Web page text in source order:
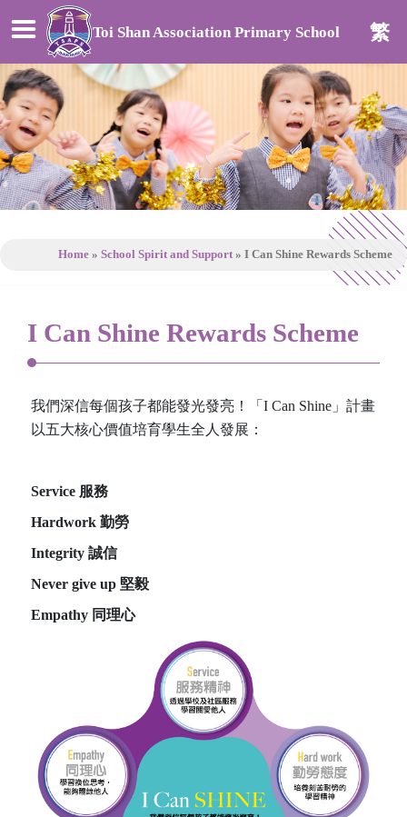
Toi Shan Association Primary School 繁
Home » School Spirit and Support » I Can Shine Rewards Scheme
I Can Shine Rewards Scheme
我們深信每個孩子都能發光發亮！「I Can Shine」計畫
以五大核心價值培育學生全人發展：
Service 服務
Hardwork 勤勞
Integrity 誠信
Never give up 堅毅
Empathy 同理心